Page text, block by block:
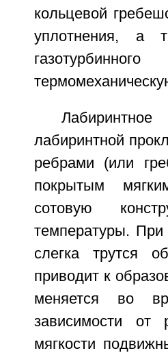
кольцевой
уплотнения, а
лабиринтной
ребрами (или
покрытым
сотовую
температуры. При
слегка трутся
приводит к
меняется во
зависимости от
мягкости